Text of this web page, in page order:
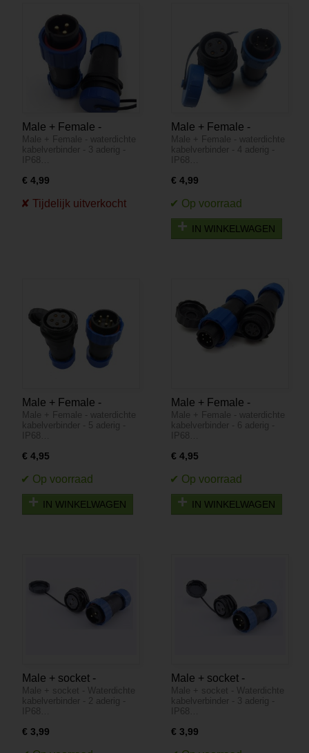
Male + Female -
waterdichte
kabelverbinder - 3
Male + Female - waterdichte
kabelverbinder - 3 aderig -
IP68…
€ 4,99
Male + Female -
waterdichte
kabelverbinder - 4
Male + Female - waterdichte
kabelverbinder - 4 aderig -
IP68…
€ 4,99
IN WINKELWAGEN
Male + Female -
waterdichte
kabelverbinder - 5
Male + Female - waterdichte
kabelverbinder - 5 aderig -
IP68…
€ 4,95
IN WINKELWAGEN
Male + Female -
waterdichte
kabelverbinder - 6
Male + Female - waterdichte
kabelverbinder - 6 aderig -
IP68…
€ 4,95
IN WINKELWAGEN
Male + socket -
Waterdichte
kabelverbinder - 2
Male + socket - Waterdichte
kabelverbinder - 2 aderig -
IP68…
€ 3,99
Male + socket -
Waterdichte
kabelverbinder - 3
Male + socket - Waterdichte
kabelverbinder - 3 aderig -
IP68…
€ 3,99